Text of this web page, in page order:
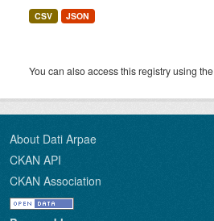
CSV JSON
You can also access this registry using the
About Dati Arpae
CKAN API
CKAN Association